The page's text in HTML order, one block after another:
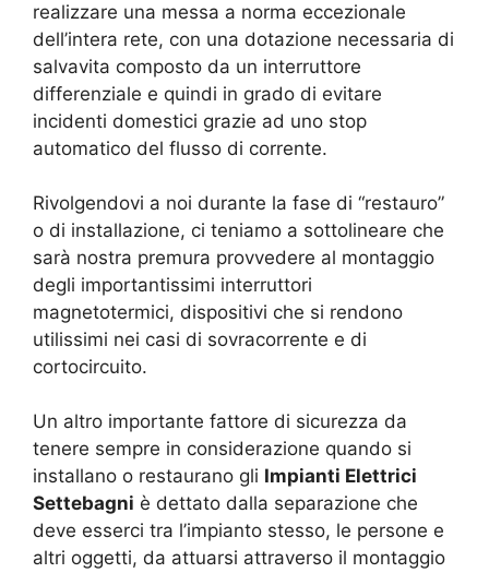
realizzare una messa a norma eccezionale
dell’intera rete, con una dotazione necessaria di
salvavita composto da un interruttore
differenziale e quindi in grado di evitare
incidenti domestici grazie ad uno stop
automatico del flusso di corrente.
Rivolgendovi a noi durante la fase di “restauro”
o di installazione, ci teniamo a sottolineare che
sarà nostra premura provvedere al montaggio
degli importantissimi interruttori
magnetotermici, dispositivi che si rendono
utilissimi nei casi di sovracorrente e di
cortocircuito.
Un altro importante fattore di sicurezza da
tenere sempre in considerazione quando si
installano o restaurano gli Impianti Elettrici
Settebagni è dettato dalla separazione che
deve esserci tra l’impianto stesso, le persone e
altri oggetti, da attuarsi attraverso il montaggio